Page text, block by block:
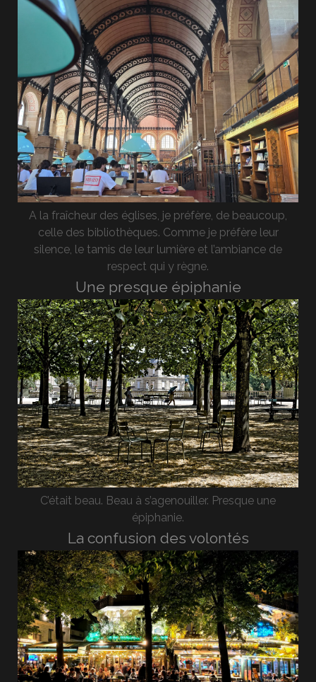
A la fraîcheur des églises, je préfère, de beaucoup,
celle des bibliothèques. Comme je préfère leur
silence, le tamis de leur lumière et l’ambiance de
respect qui y règne.
Une presque épiphanie
C’était beau. Beau à s’agenouiller. Presque une
épiphanie.
La confusion des volontés